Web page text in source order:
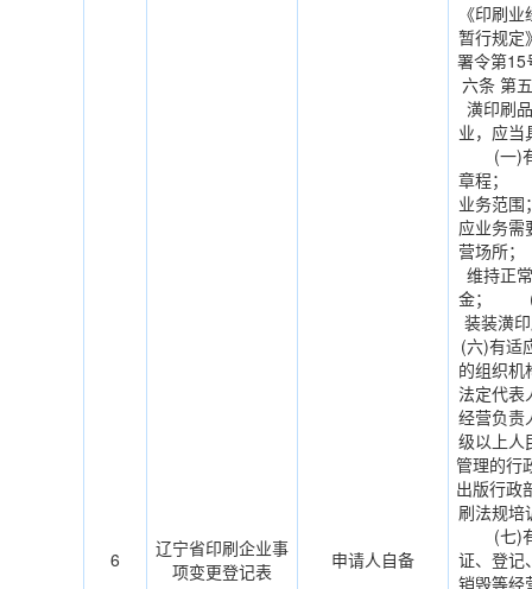
6
辽宁省印刷企业事
项变更登记表
申请人自备
《印刷
暂行规定
署令第15
六条 第
潢印刷
业，应当
(一)有
章程；
业务范
应业务需
营场所
维持正
金； (
装装
(六)有适
的组织机
法定代表
经营负责
级以上人
管理的行
出版行政
刷法规培
(七)有
证、登记
销毁等经